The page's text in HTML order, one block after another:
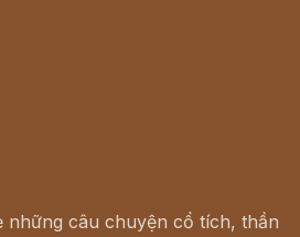
những câu chuyện cổ tích, thần